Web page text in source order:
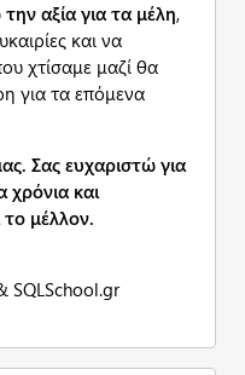
αξία για τα μέλη,
και να
χτίσαμε μαζί θα
για τα επόμενα
Σας ευχαριστώ για
και
μέλλον.
SQLSchool.gr